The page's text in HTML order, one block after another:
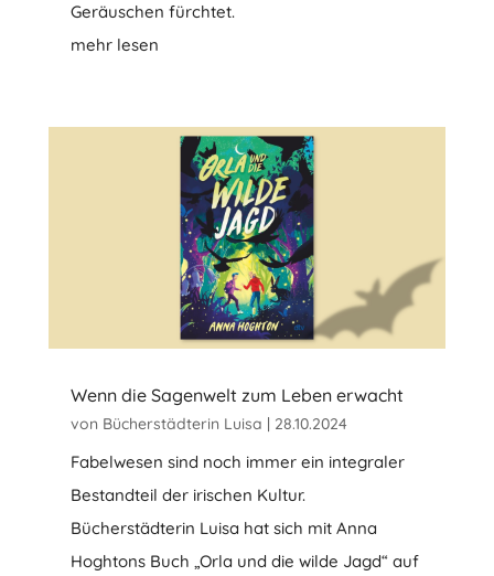
Geräuschen fürchtet.
mehr lesen
Wenn die Sagenwelt zum Leben erwacht
von Bücherstädterin Luisa | 28.10.2024
Fabelwesen sind noch immer ein integraler
Bestandteil der irischen Kultur.
Bücherstädterin Luisa hat sich mit Anna
Hoghtons Buch „Orla und die wilde Jagd“ auf